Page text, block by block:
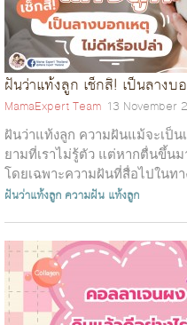
ฝันว่าแท้งลูก เช็กสิ! เป็นลางบ
MamaExpert Team 13 November
ฝันว่าแท้งลูก ความฝันแม้จะเป็น
ยามที่เราไม่รู้ตัว แต่หากตื่นขึ้น
โดยเฉพาะความฝันที่สื่อไปในท
ฝันว่าแท้งลูก ความฝัน แท้งลูก